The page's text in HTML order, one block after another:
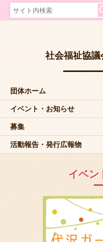
社会福祉協
団体ホーム
イベント・お知らせ
募集
活動報告・発行広報物
イベン